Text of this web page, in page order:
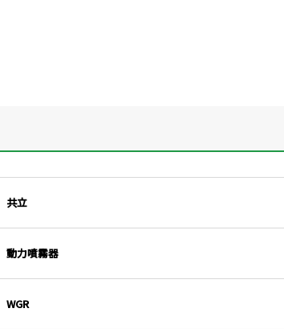
共立
動力噴霧器
WGR